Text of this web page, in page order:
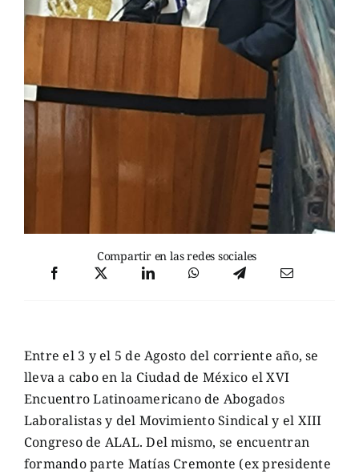
Compartir en las redes sociales
Entre el 3 y el 5 de Agosto del corriente año, se
lleva a cabo en la Ciudad de México el XVI
Encuentro Latinoamericano de Abogados
Laboralistas y del Movimiento Sindical y el XIII
Congreso de ALAL. Del mismo, se encuentran
formando parte Matías Cremonte (ex presidente